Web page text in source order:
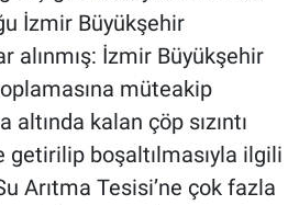
İzmir Büyükşehir
alınmış: İzmir Büyükşehir
müteakip
kalan çöp sızıntı
getirilip boşaltılmasıyla ilgili
Arıtma Tesisi’ne çok fazla